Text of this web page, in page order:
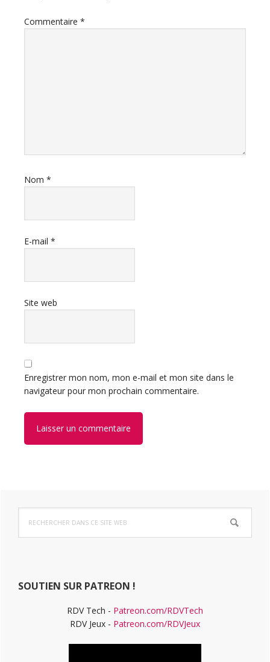
Commentaire *
Nom *
E-mail *
Site web
Enregistrer mon nom, mon e-mail et mon site dans le
navigateur pour mon prochain commentaire.
Barre
latérale
dans
ce
SOUTIEN SUR PATREON !
RDV Tech - Patreon.com/RDVTech
RDV Jeux - Patreon.com/RDVJeux